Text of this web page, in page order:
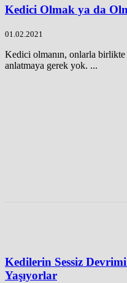
Kedici Olmak ya da
01.02.2021
Kedici olmanın, onlarla birlikte
anlatmaya gerek yok. ...
Kedilerin Sessiz
Yaşıyorlar